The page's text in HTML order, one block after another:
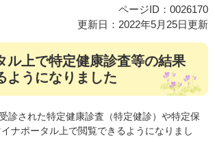
ページID：0026170
更新日：2022年5月25日更新
ル上で特定健康診査等の結果
ようになりました
診された特定健康診査（特定健診）や特定保
ナポータル上で閲覧できるようになりまし